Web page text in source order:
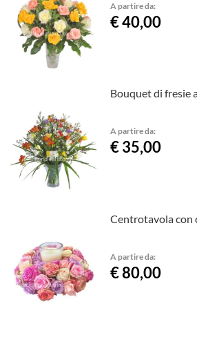
A partire da:
€ 40,00
Bouquet di fresie
A partire da:
€ 35,00
Centrotavola con
A partire da:
€ 80,00